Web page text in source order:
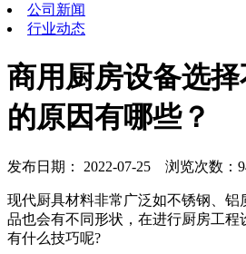
公司新闻
行业动态
商用厨房设备选
的原因有哪些？
发布日期： 2022-07-25 浏览次数：
现代厨具材料非常广泛如不锈钢、铝
品也会有不同形状，在进行厨房工程
有什么技巧呢?